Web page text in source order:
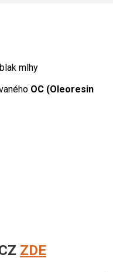
mlhy
OC (Oleoresin
ZDE